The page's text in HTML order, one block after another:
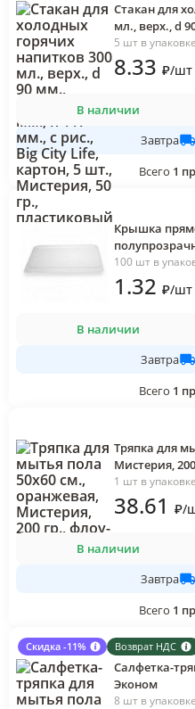
Стакан для
мл., верх., d
рис., Big City
гр.,
5 шт в упаковке
8.33 ₽/шт
В наличии
Завтра
Всего 1
Крышка
100 шт в
1.32 ₽/шт
В наличии
Завтра
Всего 1
Тряпка для
Мистерия,
1 шт в упаковке
38.61 ₽/
В наличии
Завтра
Всего 1
Скидка -11% Возврат НДС
Салфетка-
Эконом
8 шт в упаковке